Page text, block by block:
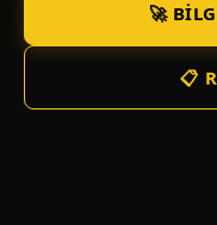
🚀
📋